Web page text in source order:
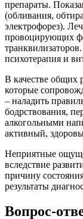
препараты.
(обливания,
электрофорез).
провоцирующих
психотерапия и
В качестве общих
которые
– наладить
бодрствования,
алкогольными
активный,
Неприятные
вследствие
причину
результаты
Вопрос-